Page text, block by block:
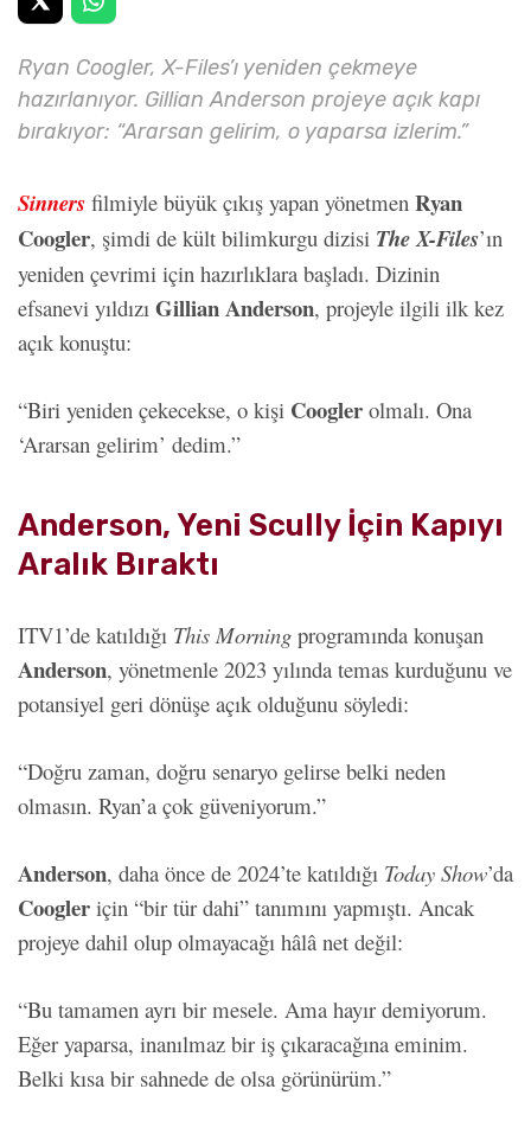
Ryan Coogler, X-Files’ı yeniden çekmeye
hazırlanıyor. Gillian Anderson projeye açık kapı
bırakıyor: “Ararsan gelirim, o yaparsa izlerim.”
Sinners filmiyle büyük çıkış yapan yönetmen Ryan
Coogler, şimdi de kült bilimkurgu dizisi The X-Files’ın
yeniden çevrimi için hazırlıklara başladı. Dizinin
efsanevi yıldızı Gillian Anderson, projeyle ilgili ilk kez
açık konuştu:
“Biri yeniden çekecekse, o kişi Coogler olmalı. Ona
‘Ararsan gelirim’ dedim.”
Anderson, Yeni Scully İçin Kapıyı
Aralık Bıraktı
ITV1’de katıldığı This Morning programında konuşan
Anderson, yönetmenle 2023 yılında temas kurduğunu ve
potansiyel geri dönüşe açık olduğunu söyledi:
“Doğru zaman, doğru senaryo gelirse belki neden
olmasın. Ryan’a çok güveniyorum.”
Anderson, daha önce de 2024’te katıldığı Today Show’da
Coogler için “bir tür dahi” tanımını yapmıştı. Ancak
projeye dahil olup olmayacağı hâlâ net değil:
“Bu tamamen ayrı bir mesele. Ama hayır demiyorum.
Eğer yaparsa, inanılmaz bir iş çıkaracağına eminim.
Belki kısa bir sahnede de olsa görünürüm.”